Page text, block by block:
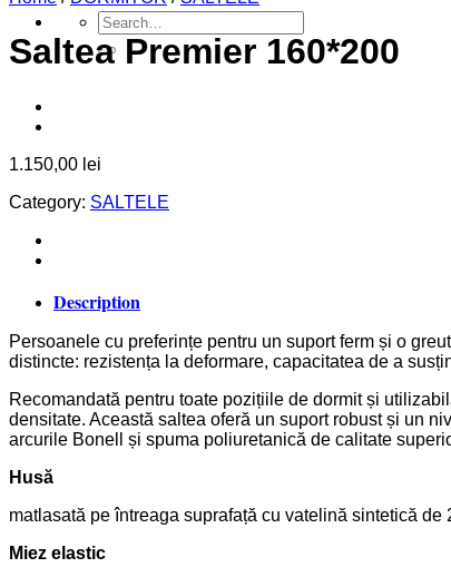
Search
for:
Saltea Premier 160*200
1.150,00 lei
Category: SALTELE
Description
Persoanele cu preferințe pentru un suport ferm și o
distincte: rezistența la deformare, capacitatea de a
Recomandată pentru toate pozițiile de dormit și
densitate. Această saltea oferă un suport robust și un
arcurile Bonell și spuma poliuretanică de calitate
Husă
matlasată pe întreaga suprafață cu vatelină sintetică
Miez elastic